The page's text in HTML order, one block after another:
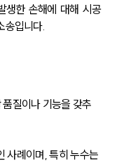
생한 손해에 대해 시공
송입니다.
질이나 기능을 갖추
사례이며, 특히 누수는